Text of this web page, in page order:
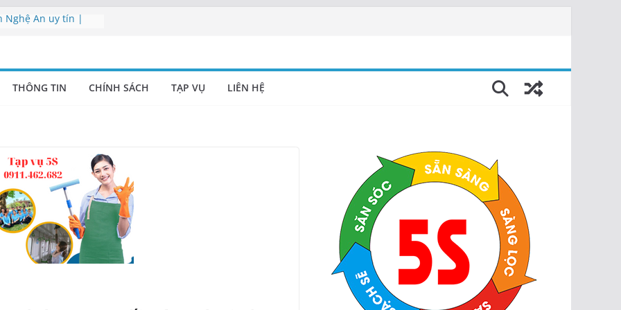
Nghệ An uy tín |
Nghệ An | Cung cấp
THÔNG TIN CHÍNH SÁCH TẠP VỤ LIÊN HỆ